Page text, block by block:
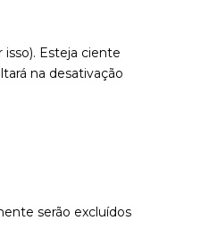
Esteja ciente
na desativação
serão excluídos